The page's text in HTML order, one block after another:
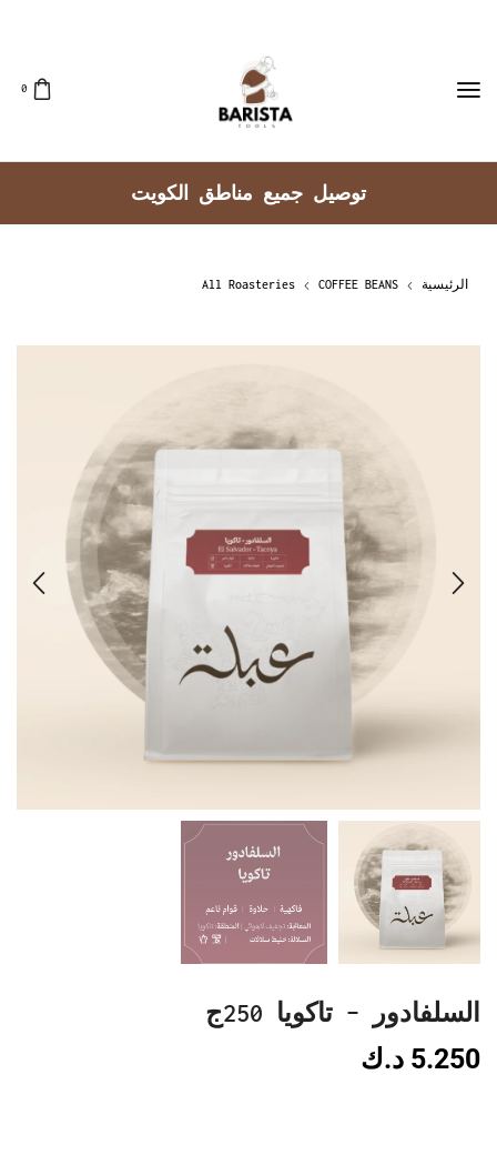
0
توصيل جميع مناطق الكويت
الرئيسية COFFEE BEANS
All Roasteries
السلفادور – تاكويا 250ج
5.250 د.ك